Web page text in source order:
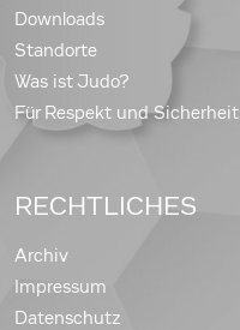
Downloads
Standorte
Was ist Judo?
Für Respekt und Sicherheit
RECHTLICHES
Archiv
Impressum
Datenschutz